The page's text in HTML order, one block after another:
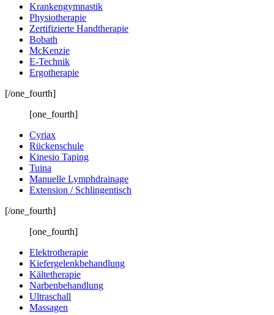
Krankengymnastik
Physiotherapie
Zertifizierte Handtherapie
Bobath
McKenzie
E-Technik
Ergotherapie
[/one_fourth]
[one_fourth]
Cyriax
Rückenschule
Kinesio Taping
Tuina
Manuelle Lymphdrainage
Extension / Schlingentisch
[/one_fourth]
[one_fourth]
Elektrotherapie
Kiefergelenkbehandlung
Kältetherapie
Narbenbehandlung
Ultraschall
Massagen